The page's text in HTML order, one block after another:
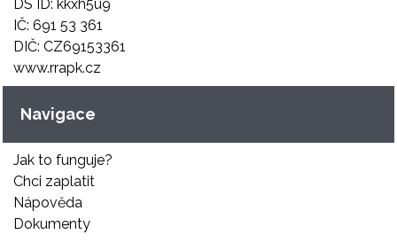
DS ID: kkxh5u9
IČ: 691 53 361
DIČ: CZ69153361
www.rrapk.cz
Navigace
Jak to funguje?
Chci zaplatit
Nápověda
Dokumenty